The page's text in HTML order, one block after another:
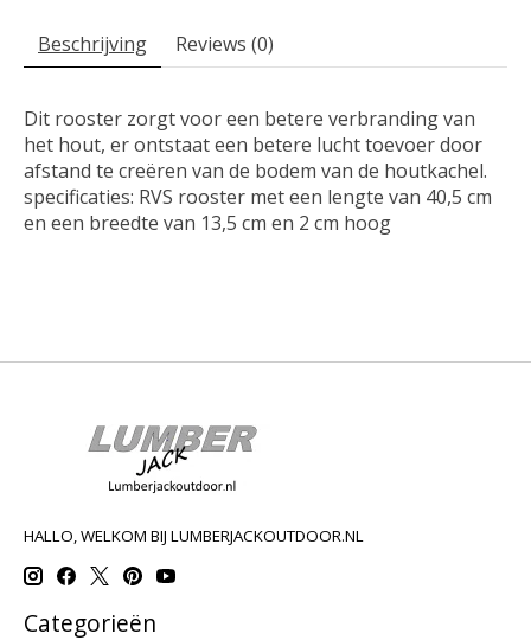
Beschrijving Reviews (0)
Dit rooster zorgt voor een betere verbranding van
het hout, er ontstaat een betere lucht toevoer door
afstand te creëren van de bodem van de houtkachel.
specificaties: RVS rooster met een lengte van 40,5 cm
en een breedte van 13,5 cm en 2 cm hoog
HALLO, WELKOM BIJ LUMBERJACKOUTDOOR.NL
Categorieën